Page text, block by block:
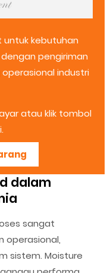
kebutuhan
pengiriman
industri
atau klik tombol
dalam
sangat
operasional,
sistem. Moisture